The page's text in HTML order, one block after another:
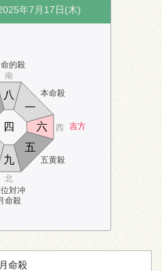
年7月17日(木)
命的殺
本命殺
吉方
対冲
命殺
五黄殺
南
北
西
九
一
四
五
六
八
命殺